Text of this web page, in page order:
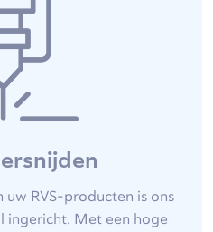
uw RVS-producten is ons
ingericht. Met een hoge